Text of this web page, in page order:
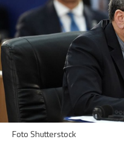
Foto Shutterstock